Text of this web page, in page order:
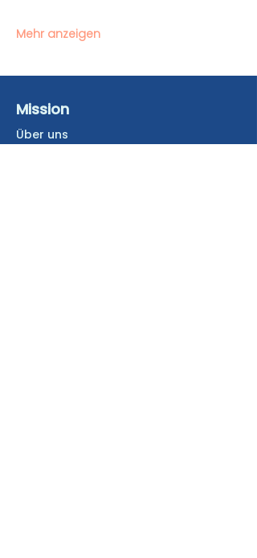
Mehr anzeigen
Mission
Über uns